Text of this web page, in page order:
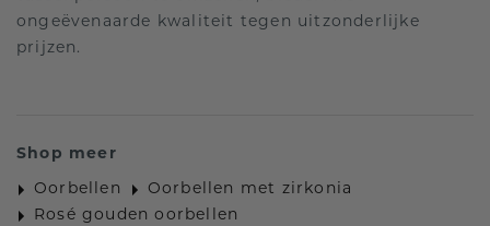
ongeëvenaarde kwaliteit tegen uitzonderlijke
prijzen.
Shop meer
Oorbellen
Oorbellen met zirkonia
Rosé gouden oorbellen